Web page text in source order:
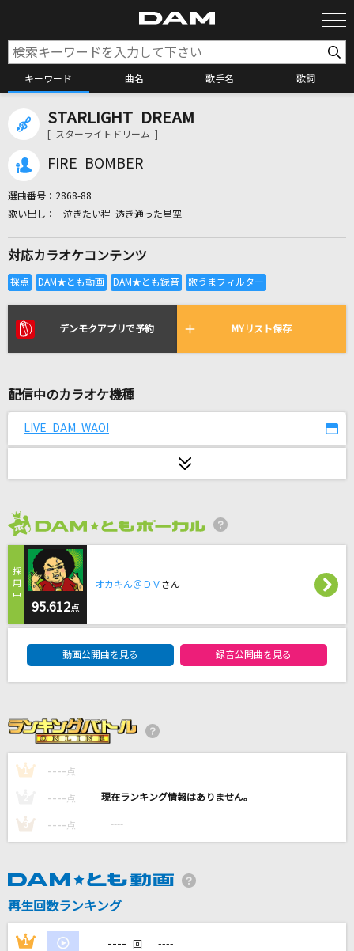
キーワード 曲名 歌手名 歌詞
カラオケ検索
全国りれき
リアルタイムで歌われている曲の一覧
サリシノハラ
[生音]真夏の果実
けない
B'z
MILABO
最最最高級のお世話して
angela
FLOW
クリスタルキング
STARLIGHT DREAM
[ スターライトドリーム ]
FIRE BOMBER
選曲番号： 2868-88
泣きたい程 透き通った星空
対応カラオケコンテンツ
デンモクアプリで予約 MYリスト保存
配信中のカラオケ機種
LIVE DAM WAO!
95.612点
オカキん＠ＤＶ さん
動画公開曲を見る 録音公開曲を見る
1 ---- 点 ----
---- 点 ----
3 ---- 点 ----
再生回数ランキング
1 ---- 回 ----